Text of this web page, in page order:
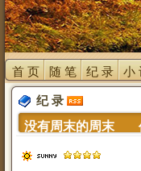
首 页 随 笔 纪 录 小
纪 录
没有周末的周末